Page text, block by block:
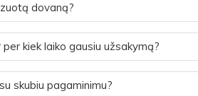
dovaną?
kiek laiko gausiu užsakymą?
skubiu pagaminimu?